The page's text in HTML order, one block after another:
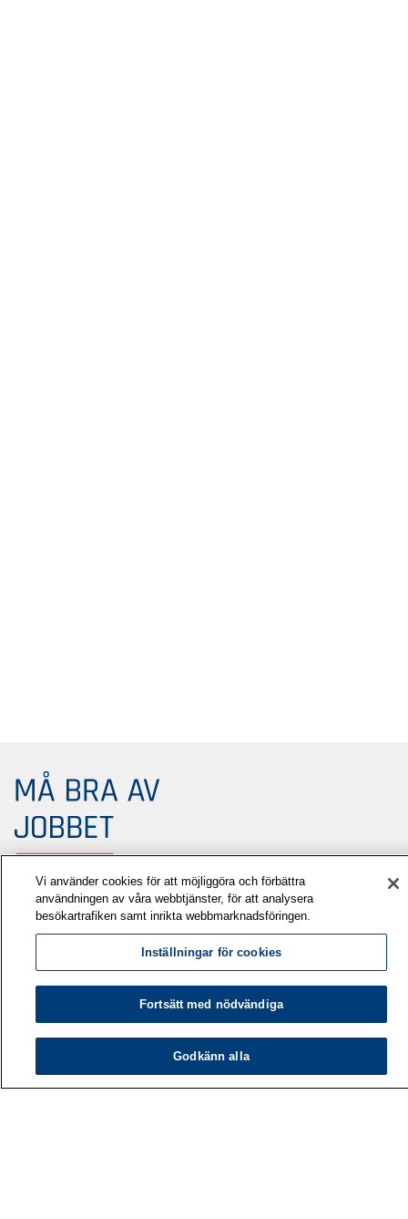
Arbetshälsoinstitutet
00032 ARBETSHÄLSOINSTITUTET
Telefon: 030 474 1 (lna/msa)
Mediatjänster
Vi använder cookies för att möjliggöra och förbättra
användningen av våra webbtjänster, för att analysera
besökartrafiken samt inrikta webbmarknadsföringen.
Inställningar för cookies
Fortsätt med nödvändiga
Godkänn alla